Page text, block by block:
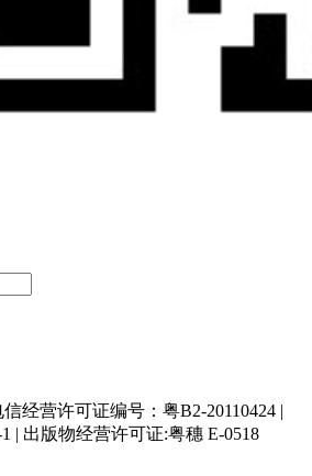
经营许可证编号：粤B2-20110424 |
| 出版物经营许可证:粤穗 E-0518